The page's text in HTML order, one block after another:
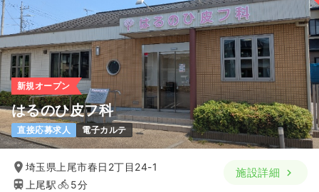
新規オープン
はるのひ皮フ科
直接応募求人 電子カルテ
埼玉県上尾市春日2丁目24-1
上尾駅
5分
施設詳細